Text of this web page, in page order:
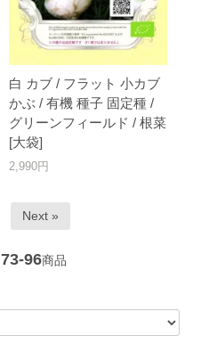
白 カブ / フラット 小カブ
かぶ / 有機 種子 固定種 /
グリーンフィールド / 根菜
[大袋]
2,990円
Next »
73-96商品